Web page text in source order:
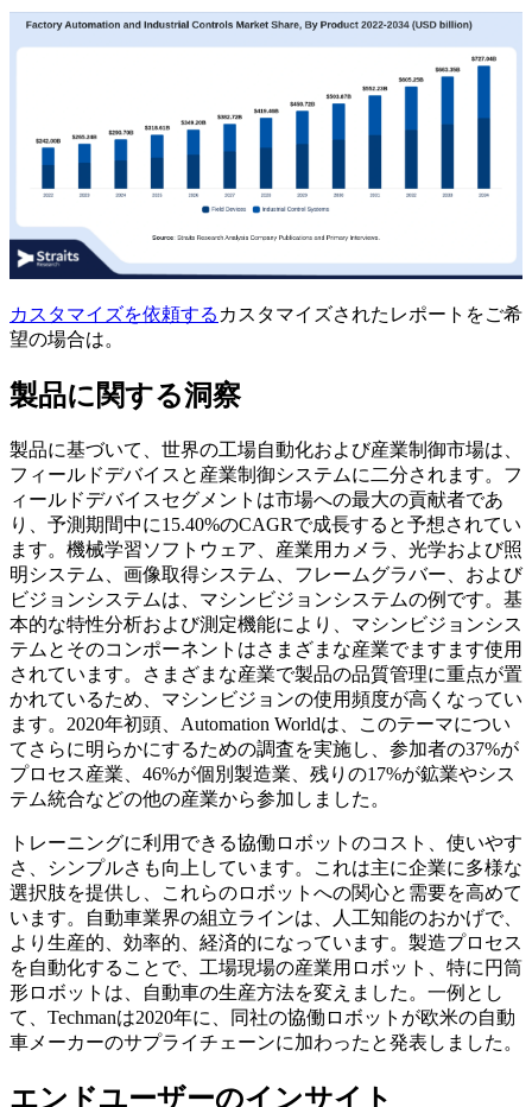
カスタマイズを依頼する カスタマイズされたレポートをご希
望の場合は。
製品に関する洞察
製品に基づいて、世界の工場自動化および産業制御市場は、
フィールドデバイスと産業制御システムに二分されます。フ
ィールドデバイスセグメントは市場への最大の貢献者であ
り、予測期間中に15.40%のCAGRで成長すると予想されてい
ます。機械学習ソフトウェア、産業用カメラ、光学および照
明システム、画像取得システム、フレームグラバー、および
ビジョンシステムは、マシンビジョンシステムの例です。基
本的な特性分析および測定機能により、マシンビジョンシス
テムとそのコンポーネントはさまざまな産業でますます使用
されています。さまざまな産業で製品の品質管理に重点が置
かれているため、マシンビジョンの使用頻度が高くなってい
ます。2020年初頭、Automation Worldは、このテーマについ
てさらに明らかにするための調査を実施し、参加者の37%が
プロセス産業、46%が個別製造業、残りの17%が鉱業やシス
テム統合などの他の産業から参加しました。
トレーニングに利用できる協働ロボットのコスト、使いやす
さ、シンプルさも向上しています。これは主に企業に多様な
選択肢を提供し、これらのロボットへの関心と需要を高めて
います。自動車業界の組立ラインは、人工知能のおかげで、
より生産的、効率的、経済的になっています。製造プロセス
を自動化することで、工場現場の産業用ロボット、特に円筒
形ロボットは、自動車の生産方法を変えました。一例とし
て、Techmanは2020年に、同社の協働ロボットが欧米の自動
車メーカーのサプライチェーンに加わったと発表しました。
エンドユーザーのインサイト